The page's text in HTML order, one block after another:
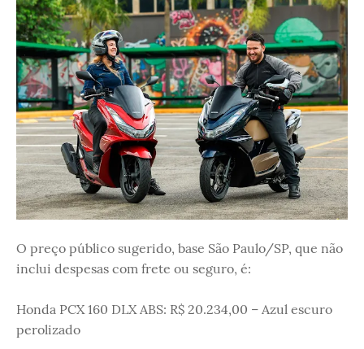
O preço público sugerido, base São Paulo/SP, que não
inclui despesas com frete ou seguro, é:
Honda PCX 160 DLX ABS: R$ 20.234,00 – Azul escuro
perolizado